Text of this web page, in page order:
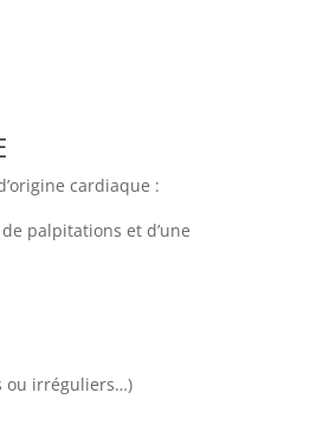
cardiaque :
palpitations et d’une
ou irréguliers…)